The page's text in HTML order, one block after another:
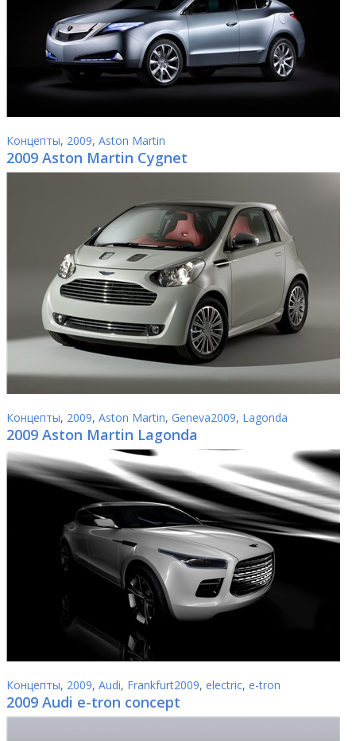
Концепты, 2009, Aston Martin
2009 Aston Martin Cygnet
Концепты, 2009, Aston Martin, Geneva2009, Lagonda
2009 Aston Martin Lagonda
Концепты, 2009, Audi, Frankfurt2009, electric, e-tron
2009 Audi e-tron concept